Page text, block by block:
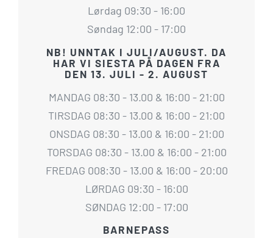
Lørdag 09:30 - 16:00
Søndag 12:00 - 17:00
NB! UNNTAK I JULI/AUGUST. DA
HAR VI SIESTA PÅ DAGEN FRA
DEN 13. JULI - 2. AUGUST
MANDAG 08:30 - 13.00 & 16:00 - 21:00
TIRSDAG 08:30 - 13.00 & 16:00 - 21:00
ONSDAG 08:30 - 13.00 & 16:00 - 21:00
TORSDAG 08:30 - 13.00 & 16:00 - 21:00
FREDAG 008:30 - 13.00 & 16:00 - 20:00
LØRDAG 09:30 - 16:00
SØNDAG 12:00 - 17:00
BARNEPASS